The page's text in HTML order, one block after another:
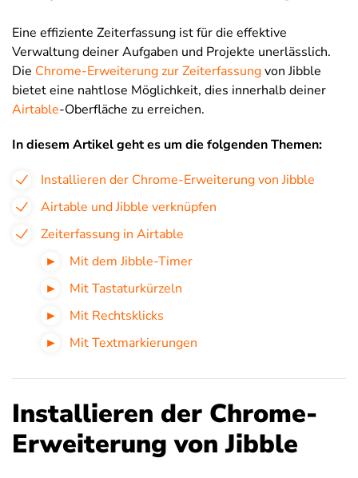
Eine effiziente Zeiterfassung ist für die effektive
Verwaltung deiner Aufgaben und Projekte unerlässlich.
Die Chrome-Erweiterung zur Zeiterfassungvon Jibble
bietet eine nahtlose Möglichkeit, dies innerhalb deiner
Airtable-Oberfläche zu erreichen.
In diesem Artikel geht es um die folgenden Themen:
Installieren der Chrome-Erweiterung von Jibble
Airtable und Jibble verknüpfen
Zeiterfassung in Airtable
Mit dem Jibble-Timer
Mit Tastaturkürzeln
Mit Rechtsklicks
Mit Textmarkierungen
Installieren der Chrome-
Erweiterung von Jibble